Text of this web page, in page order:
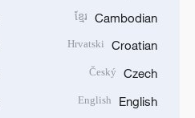
Cambodian
ខ្មែរ
Croatian
Hrvatski
Czech
Český
English
English